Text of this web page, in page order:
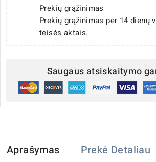
Prekių grąžinimas
Prekių grąžinimas per 14 dienų
teisės aktais.
Saugaus atsiskaitymo
Aprašymas Prekė Detaliau